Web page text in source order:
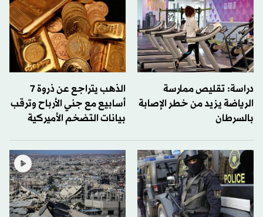
دراسة: تقليص ممارسة
الرياضة يزيد من خطر الإصابة
بالسرطان
الذهب يتراجع عن ذروة 7
أسابيع مع جني الأرباح وترقب
بيانات التضخم الأميركية